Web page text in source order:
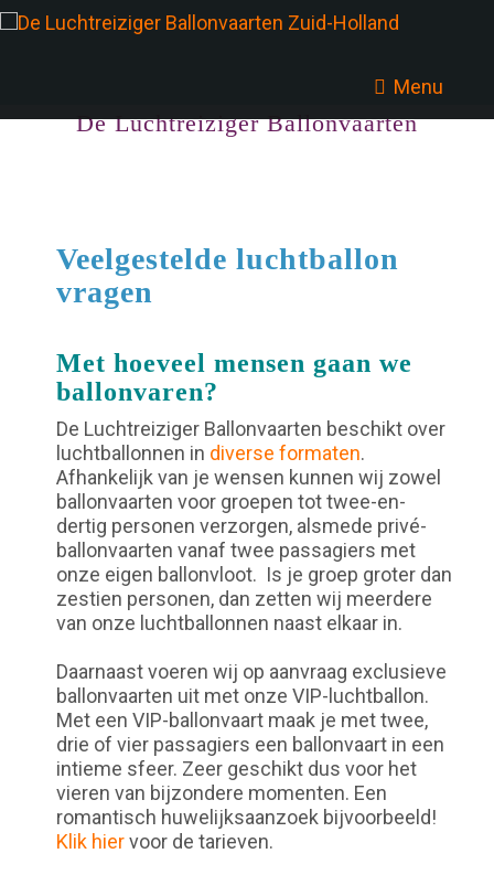
Menu
De Luchtreiziger Ballonvaarten
Veelgestelde luchtballon
vragen
Met hoeveel mensen gaan we
ballonvaren?
De Luchtreiziger Ballonvaarten beschikt over
luchtballonnen in diverse formaten.
Afhankelijk van je wensen kunnen wij zowel
ballonvaarten voor groepen tot twee-en-
dertig personen verzorgen, alsmede privé-
ballonvaarten vanaf twee passagiers met
onze eigen ballonvloot. Is je groep groter dan
zestien personen, dan zetten wij meerdere
van onze luchtballonnen naast elkaar in.
Daarnaast voeren wij op aanvraag exclusieve
ballonvaarten uit met onze VIP-luchtballon.
Met een VIP-ballonvaart maak je met twee,
drie of vier passagiers een ballonvaart in een
intieme sfeer. Zeer geschikt dus voor het
vieren van bijzondere momenten. Een
romantisch huwelijksaanzoek bijvoorbeeld!
Klik hiervoor de tarieven.